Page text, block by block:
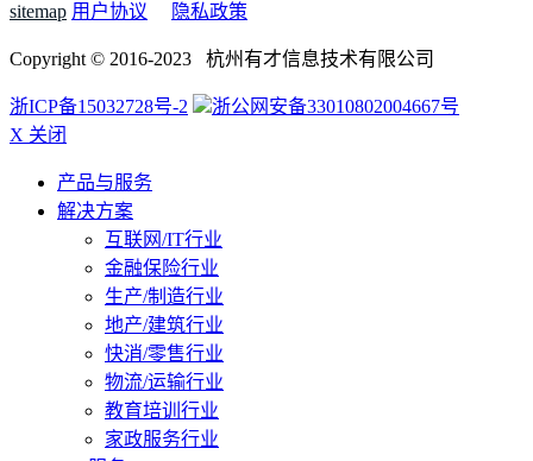
sitemap 用户协议 隐私政策
Copyright © 2016-2023 杭州有才信息技术有限公司
浙ICP备15032728号-2
浙公网安备33010802004667号
X 关闭
产品与服务
解决方案
互联网/IT行业
金融保险行业
生产/制造行业
地产/建筑行业
快消/零售行业
物流/运输行业
教育培训行业
家政服务行业